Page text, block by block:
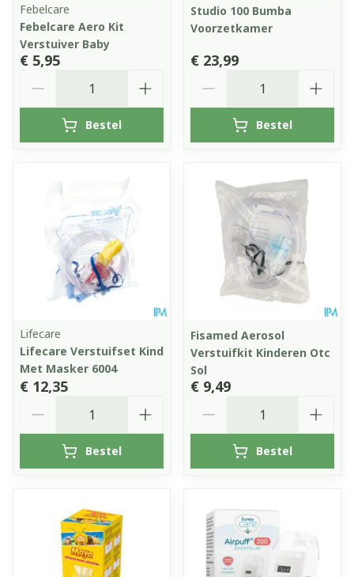
Febelcare
Febelcare Aero Kit
Verstuiver Baby
€ 5,95
Bestel
Studio 100 Bumba
Voorzetkamer
€ 23,99
Bestel
Lifecare
Lifecare Verstuifset Kind
Met Masker 6004
€ 12,35
Bestel
Fisamed Aerosol
Verstuifkit Kinderen Otc
Sol
€ 9,49
Bestel